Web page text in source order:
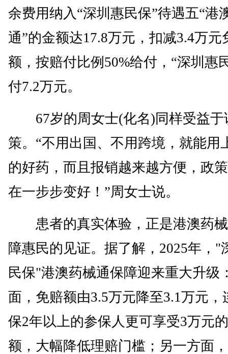
余费用纳入“深圳惠民保”待遇五“港
通”的金额达17.8万元，扣减3.4万元
额，按赔付比例50%给付，“深圳惠
付7.2万元。
67岁的周女士(化名)同样受益于
策。“不用出国、不用跨境，就能用
的好药，而且报销越来越方便，政
在一步步变好！”周女士说。
患者的真实体验，正是港澳药
障惠民的见证。据了解，2025年，"
民保"港澳药械通保障迎来重大升级
面，免赔额由3.5万元降至3.1万元，
保2年以上的参保人更可享受3万元
额，大幅降低理赔门槛；另一方面